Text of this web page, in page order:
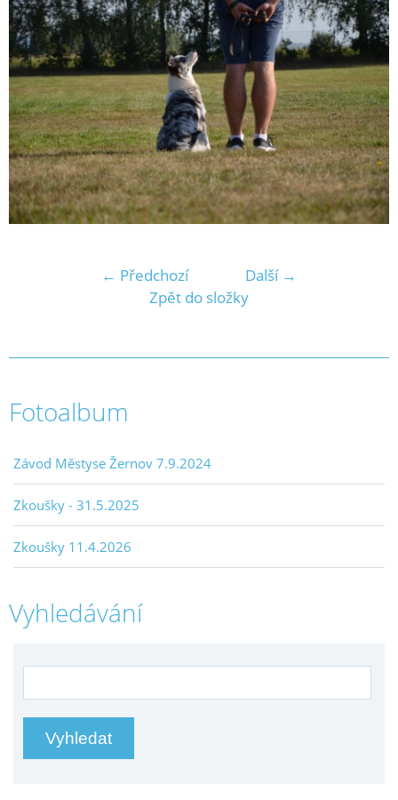
← Předchozí
Další →
Zpět do složky
Fotoalbum
Závod Městyse Žernov 7.9.2024
Zkoušky - 31.5.2025
Zkoušky 11.4.2026
Vyhledávání